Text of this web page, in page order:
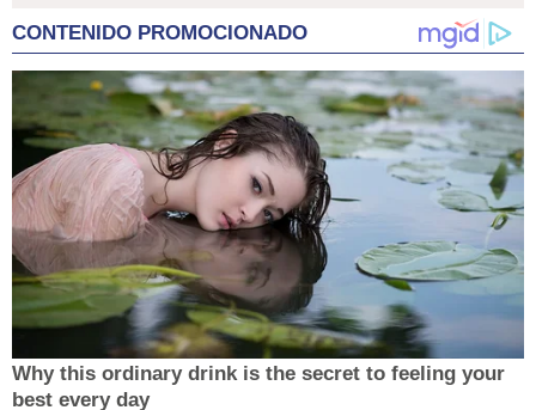
CONTENIDO PROMOCIONADO
Why this ordinary drink is the secret to feeling your
best every day